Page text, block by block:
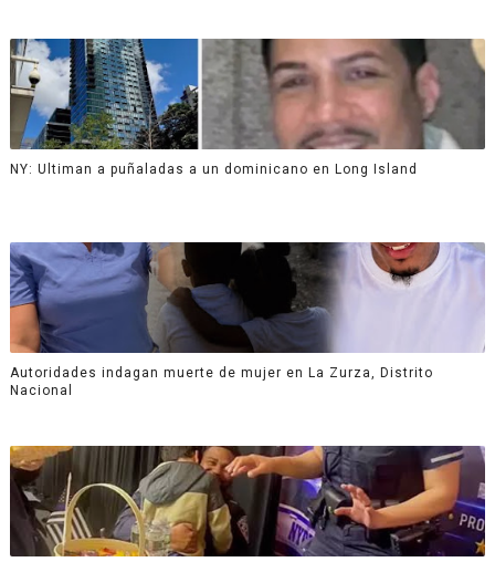
NY: Ultiman a puñaladas a un dominicano en Long Island
Autoridades indagan muerte de mujer en La Zurza, Distrito
Nacional